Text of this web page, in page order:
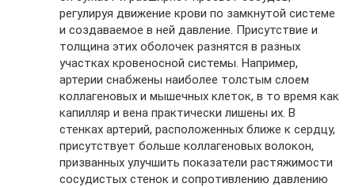
регулируя движение крови по замкнутой системе
и создаваемое в ней давление. Присутствие и
толщина этих оболочек разнятся в разных
участках кровеносной системы. Например,
артерии снабжены наиболее толстым слоем
коллагеновых и мышечных клеток, в то время как
капилляр и вена практически лишены их. В
стенках артерий, расположенных ближе к сердцу,
присутствует больше коллагеновых волокон,
призванных улучшить показатели растяжимости
сосудистых стенок и сопротивлению давлению